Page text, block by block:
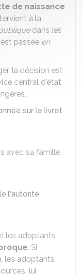
de naissance
à la
dans les
passée en
la décision est
central d'état
sur le livret
avec sa famille
l'autorité
les adoptants
. Si
les adoptants
lui